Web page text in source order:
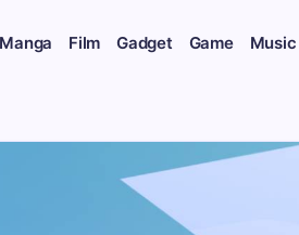
Film Gadget Game Music